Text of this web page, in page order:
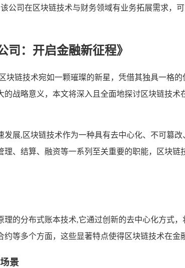
公司在区块链技术与财务领域有业务拓展需求
司：开启金融新征程》
块链技术宛如一颗璀璨的新星，凭借其独具一格
的战略意义，本文将深入且全面地探讨区块链技
发展,区块链技术作为一种具有去中心化、不可篡
、结算、融资等一系列至关重要的职能，区块
理的分布式账本技术,它通过创新的去中心化方式
等多个方面，这些显著特点使得区块链技术在
景